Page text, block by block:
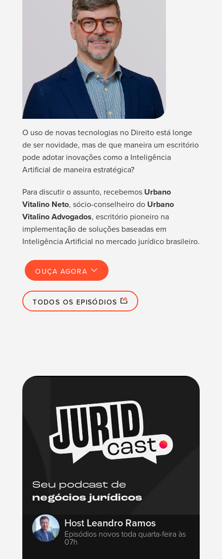
O uso de novas tecnologias no Direito está longe
de ser novidade, mas de que maneira um escritório
pode adotar inovações como a Inteligência
Artificial de maneira estratégica?
Para discutir o assunto, recebemos Urbano
Vitalino Neto, sócio-conselheiro do Urbano
Vitalino Advogados, escritório pioneiro na
implementação de soluções baseadas em
Inteligência Artificial no mercado jurídico brasileiro.
OUÇA AGORA
TODOS OS EPISÓDIOS
Seu podcast de
negócios jurídicos
Host Leandro Ramos
Episódios novos toda quarta-feira às
07h